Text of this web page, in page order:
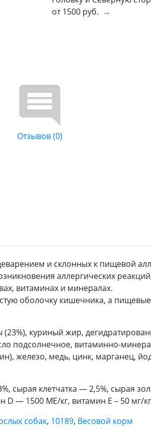
от 1500 руб. →
Отзывов (0)
и склонных к пищевой
аллергических
витаминах и минералах.
оболочку кишечника, а
куриный жир,
подсолнечное, витаминно-
железо, медь, цинк, марганец,
сырая клетчатка — 2,5%, сырая
D — 1500 МЕ/кг, витамин Е – 50 мг/кг
собак, 10189, Весовой корм